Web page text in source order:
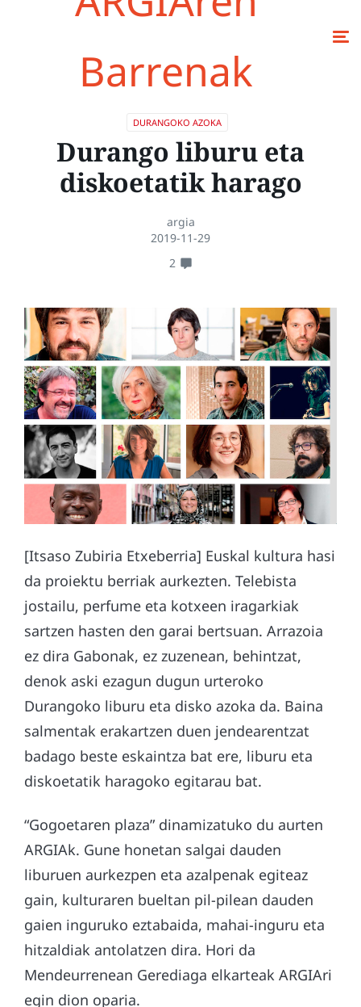
Barrenak
DURANGOKO AZOKA
Durango liburu eta
diskoetatik harago
argia
2019-11-29
2
[Itsaso Zubiria Etxeberria] Euskal kultura hasi
da proiektu berriak aurkezten. Telebista
jostailu, perfume eta kotxeen iragarkiak
sartzen hasten den garai bertsuan. Arrazoia
ez dira Gabonak, ez zuzenean, behintzat,
denok aski ezagun dugun urteroko
Durangoko liburu eta disko azoka da. Baina
salmentak erakartzen duen jendearentzat
badago beste eskaintza bat ere, liburu eta
diskoetatik haragoko egitarau bat.
“Gogoetaren plaza” dinamizatuko du aurten
ARGIAk. Gune honetan salgai dauden
liburuen aurkezpen eta azalpenak egiteaz
gain, kulturaren bueltan pil-pilean dauden
gaien inguruko eztabaida, mahai-inguru eta
hitzaldiak antolatzen dira. Hori da
Mendeurrenean Gerediaga elkarteak ARGIAri
egin dion oparia.